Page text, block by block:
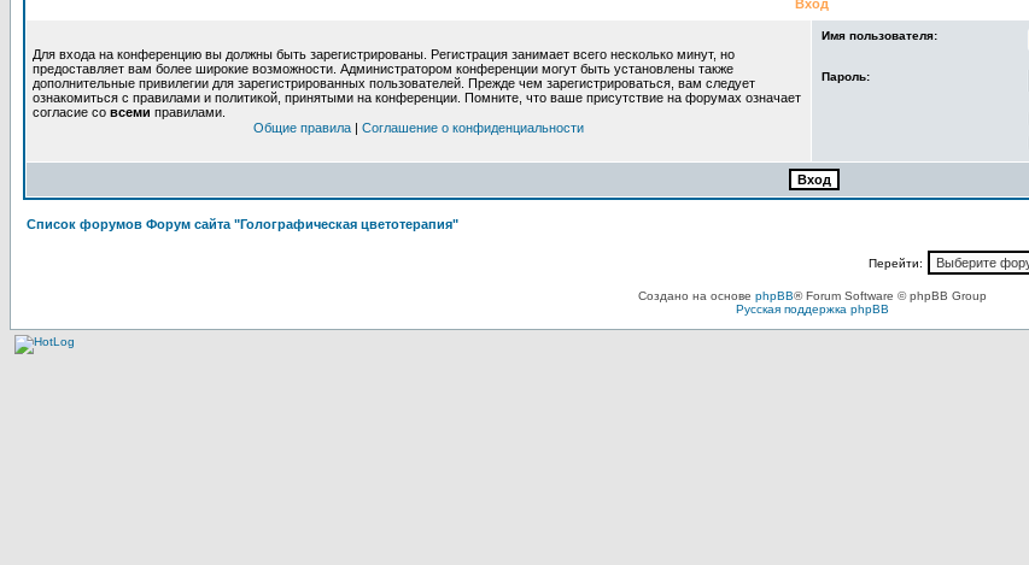
Вход
Для входа на конференцию вы должны быть зарегистрированы. Регистрация занимает всего несколько минут, но
предоставляет вам более широкие возможности. Администратором конференции могут быть установлены также
дополнительные привилегии для зарегистрированных пользователей. Прежде чем зарегистрироваться, вам следует
ознакомиться с правилами и политикой, принятыми на конференции. Помните, что ваше присутствие на форумах означает
согласие со всеми правилами.
Общие правила | Соглашение о конфиденциальности
Имя пользователя:
Пароль:
Список форумов Форум сайта "Голографическая цветотерапия"
Перейти:
Создано на основе phpBB® Forum Software © phpBB Group
Русская поддержка phpBB